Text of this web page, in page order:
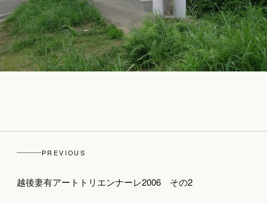
top
PREVIOUS
越後妻有アートトリエンナーレ2006 その2